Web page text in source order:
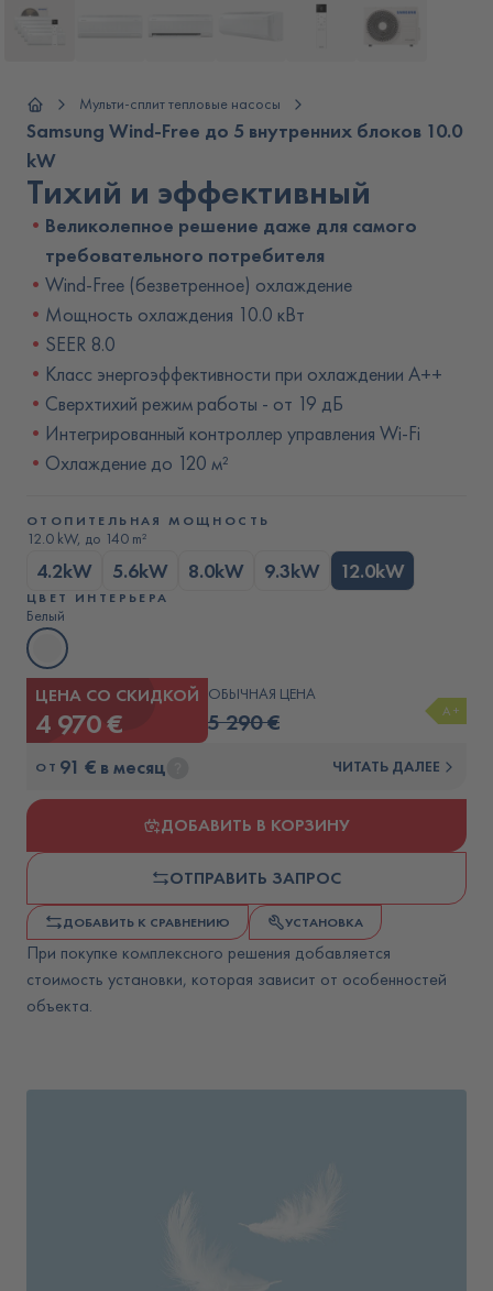
Мульти-сплит тепловые насосы
Samsung Wind-Free до 5 внутренних блоков 10.0
kW
Тихий и эффективный
Великолепное решение даже для самого
требовательного потребителя
Wind-Free (безветренное) охлаждение
Мощность охлаждения 10.0 кВт
SEER 8.0
Класс энергоэффективности при охлаждении A++
Сверхтихий режим работы - от 19 дБ
Интегрированный контроллер управления Wi-Fi
Охлаждение до 120 м²
ОТОПИТЕЛЬНАЯ МОЩНОСТЬ
12.0 kW, до 140 m²
4.2kW 5.6kW 8.0kW 9.3kW 12.0kW
ЦВЕТ ИНТЕРЬЕРА
Белый
ЦЕНА СО СКИДКОЙ
4 970 €
ОБЫЧНАЯ ЦЕНА
5 290 € A+
ОТ 91 € в месяц ЧИТАТЬ ДАЛЕЕ
ДОБАВИТЬ В КОРЗИНУ
ОТПРАВИТЬ ЗАПРОС
ДОБАВИТЬ К СРАВНЕНИЮ УСТАНОВКА
При покупке комплексного решения добавляется
стоимость установки, которая зависит от особенностей
объекта.